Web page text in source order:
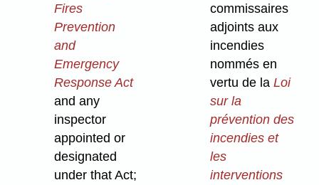
Fires
Prevention
and
Emergency
Response Act
and any
inspector
appointed or
designated
under that Act;
commissaires
adjoints aux
incendies
nommés en
vertu de laLoi
sur la
prévention des
incendies et
les
interventions